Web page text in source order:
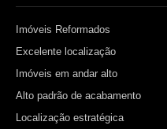
Imóveis Reformados
Excelente localização
Imóveis em andar alto
Alto padrão de acabamento
Localização estratégica